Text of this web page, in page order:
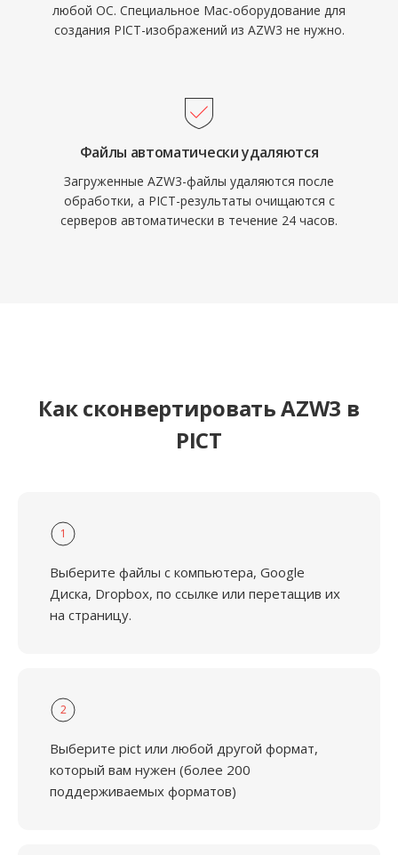
любой ОС. Специальное Mac-оборудование для
создания PICT-изображений из AZW3 не нужно.
Файлы автоматически удаляются
Загруженные AZW3-файлы удаляются после
обработки, а PICT-результаты очищаются с
серверов автоматически в течение 24 часов.
Как сконвертировать AZW3 в
PICT
1
Выберите файлы с компьютера, Google
Диска, Dropbox, по ссылке или перетащив их
на страницу.
2
Выберите pict или любой другой формат,
который вам нужен (более 200
поддерживаемых форматов)